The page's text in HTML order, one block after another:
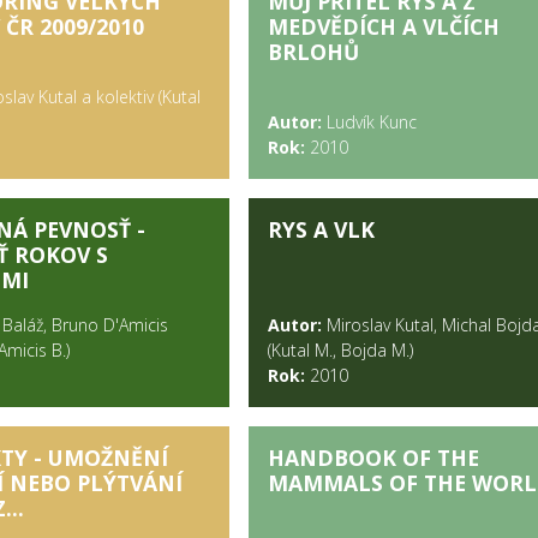
ČR 2009/2010
Kutal a kolektiv (Kutal
MEDVĚDÍCH A VLČÍCH
BRLOHŮ
Autor: Ludvík Kunc
Rok: 2010
PEVNOSŤ -
ROKOV S
Bruno D'Amicis
B.)
RYS A VLK
Autor: Miroslav Kutal, Michal
(Kutal M., Bojda M.)
Rok: 2010
- UMOŽNĚNÍ
NEBO PLÝTVÁNÍ
HANDBOOK OF THE
MAMMALS OF THE